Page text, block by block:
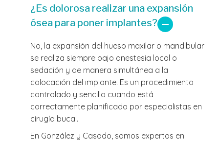
¿Es dolorosa realizar una expansión
ósea para poner implantes?
No, la expansión del hueso maxilar o mandibular
se realiza siempre bajo anestesia local o
sedación y de manera simultánea a la
colocación del implante. Es un procedimiento
controlado y sencillo cuando está
correctamente planificado por especialistas en
cirugía bucal.
En González y Casado, somos expertos en